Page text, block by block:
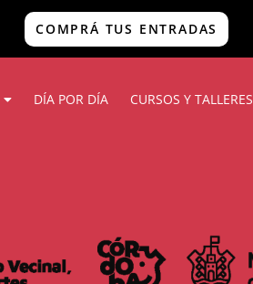
COMPRÁ TUS ENTRADAS
DÍA POR DÍA CURSOS Y TALLERES